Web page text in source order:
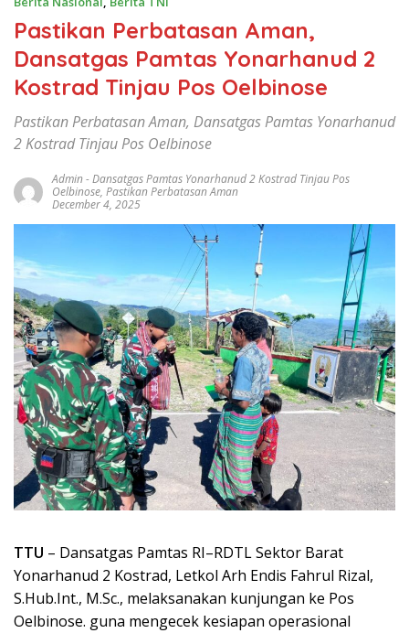
Pastikan Perbatasan Aman,
Dansatgas Pamtas Yonarhanud 2
Kostrad Tinjau Pos Oelbinose
Pastikan Perbatasan Aman, Dansatgas Pamtas Yonarhanud
2 Kostrad Tinjau Pos Oelbinose
Admin-Dansatgas Pamtas Yonarhanud 2 Kostrad Tinjau Pos
Oelbinose, Pastikan Perbatasan Aman
December 4, 2025
TTU – Dansatgas Pamtas RI–RDTL Sektor Barat
Yonarhanud 2 Kostrad, Letkol Arh Endis Fahrul Rizal,
S.Hub.Int., M.Sc., melaksanakan kunjungan ke Pos
Oelbinose. guna mengecek kesiapan operasional